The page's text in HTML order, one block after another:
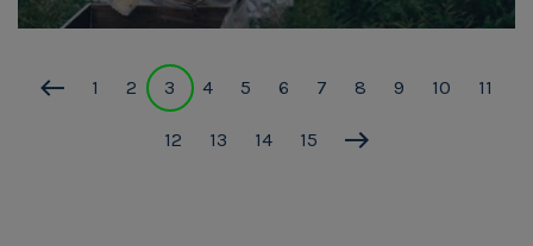
1 2 3 4 5 6 7 8 9 10 11
12 13 14 15